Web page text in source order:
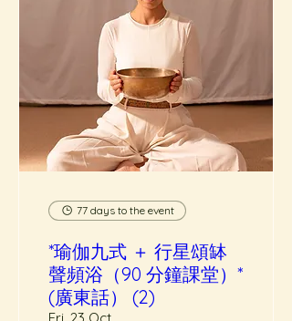
77 days to the event
*瑜伽九式 ＋ 行星頌缽
聲頻浴（90 分鐘課堂）*
(廣東話） (2)